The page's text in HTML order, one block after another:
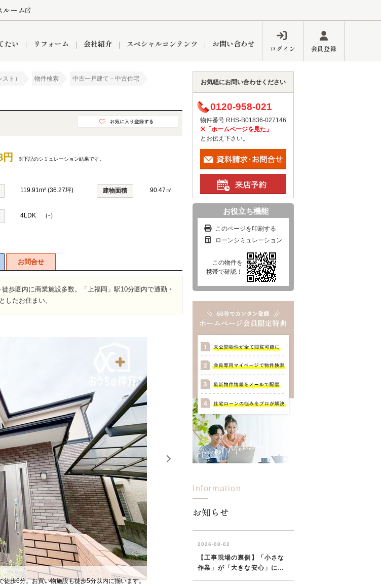
ルーム
済み物件
住宅ローン
富士見市 東村山市 東大和市
リースバック
市 富士見市 練馬区
たい リフォーム 会社紹介
インフォメーション ブログ
ひばりケ丘営業所 東久留米営業所
ープの強み
スペシャルコンテンツ お問い合わせ ログイン 会員登録
ト） 物件検索
中古一戸建て・中古住宅
※下記のシミュレーション結果です。
119.91m² (36.27坪) 建物面積 90.47㎡
4LDK （-）
お問合せ
歩圏内に商業施設多数。「上福岡」駅10分圏内で通勤・
したお住まい。
歩6分。お買い物施設も徒歩5分以内に揃います。 使いやすい家具の配置や日々の導線をイメージした間取り
お気軽にお問い合わせください
0120-958-021
物件番号 RHS-B01836-027146
※「ホームページを見た」
とお伝え下さい。
お役立ち機能
このページを印刷する
ローンシミュレーション
この物件を
携帯で確認！
Information
お知らせ